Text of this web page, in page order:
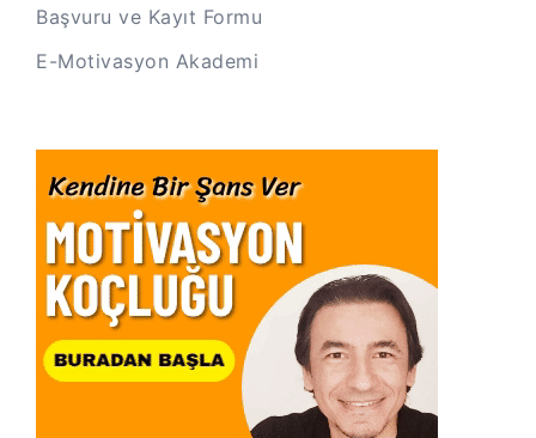
Başvuru ve Kayıt Formu
E-Motivasyon Akademi